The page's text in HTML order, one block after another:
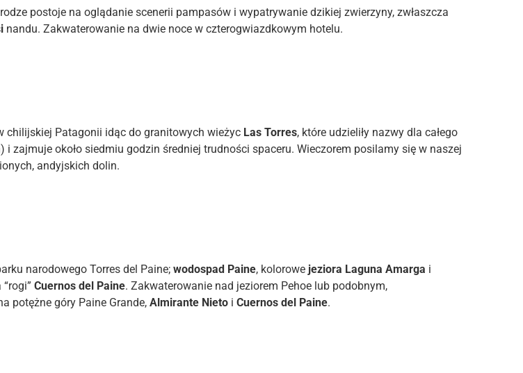
postoje na oglądanie scenerii pampasów i wypatrywanie dzikiej zwierzyny, zwłaszcza
nandu. Zakwaterowanie na dwie noce w czterogwiazdkowym hotelu.
chilijskiej Patagonii idąc do granitowych wieżyc Las Torres, które udzieliły nazwy dla całego
zajmuje około siedmiu godzin średniej trudności spaceru. Wieczorem posilamy się w naszej
andyjskich dolin.
narodowego Torres del Paine;wodospad Paine, kolorowe jeziora Laguna Amarga i
“rogi”Cuernos del Paine. Zakwaterowanie nad jeziorem Pehoe lub podobnym,
potężne góry Paine Grande,Almirante Nieto iCuernos del Paine.